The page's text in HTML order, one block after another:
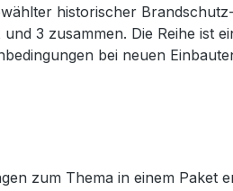
historischer
3 zusammen. Die Reihe ist
bei neuen
zum Thema in einem Paket